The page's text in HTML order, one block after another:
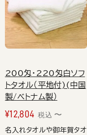
200匁・220匁白ソフ
トタオル（平地付)(中国
製/ベトナム製）
¥12,804 税込 〜
名入れタオルや御年賀タオ